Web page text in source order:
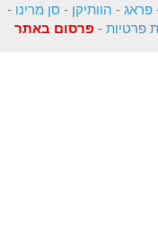
פראג - הוותיקן - סן מרינו -
פרטיות - פרסום באתר